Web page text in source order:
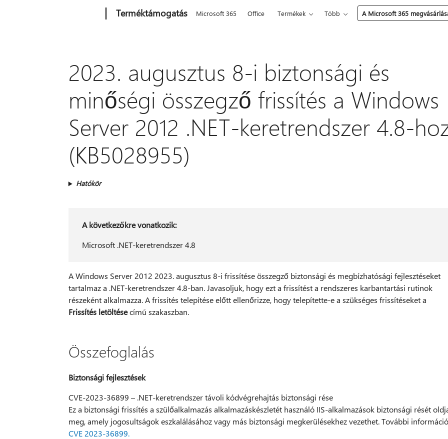
Terméktámogatás Microsoft 365 Office Termékek Több A Microsoft 365
2023. augusztus 8-i biztonsági és
minőségi összegző frissítés a Windows
Server 2012 .NET-keretrendszer 4.8-
(KB5028955)
Hatókör
A következőkre vonatkozik:
Microsoft .NET-keretrendszer 4.8
A Windows Server 2012 2023. augusztus 8-i frissítése összegző biztonsági és megbízhatósági fejlesztéseket
tartalmaz a .NET-keretrendszer 4.8-ban. Javasoljuk, hogy ezt a frissítést a rendszeres karbantartási rutinok
részeként alkalmazza. A frissítés telepítése előtt ellenőrizze, hogy telepítette-e a szükséges frissítéseket a
Frissítés letöltésecímű szakaszban.
Összefoglalás
Biztonsági fejlesztések
CVE-2023-36899 – .NET-keretrendszer távoli kódvégrehajtás biztonsági rése
Ez a biztonsági frissítés a szülőalkalmazás alkalmazáskészletét használó IIS-alkalmazások biztonsági rését
meg, amely jogosultságok eszkalálásához vagy más biztonsági megkerülésekhez vezethet. További
CVE 2023-36899.